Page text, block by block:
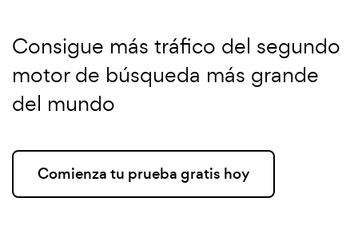
Consigue más tráfico del segundo
motor de búsqueda más grande
del mundo
Comienza tu prueba gratis hoy